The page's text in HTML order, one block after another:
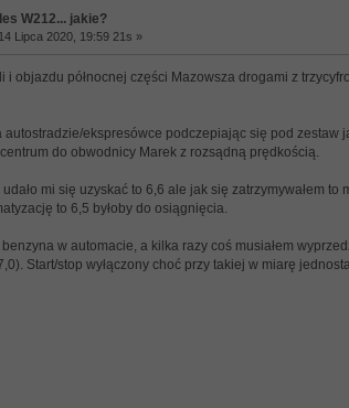
W212... jakie?
14 Lipca 2020, 19:59 21s »
i objazdu północnej części Mazowsza drogami z
autostradzie/ekspresówce podczepiając się pod zestaw
do obwodnicy Marek z rozsądną prędkością.
mi się uzyskać to 6,6 ale jak się zatrzymywałem
to 6,5 byłoby do osiągnięcia.
w automacie, a kilka razy coś musiałem
Start/stop wyłączony choć przy takiej w miarę